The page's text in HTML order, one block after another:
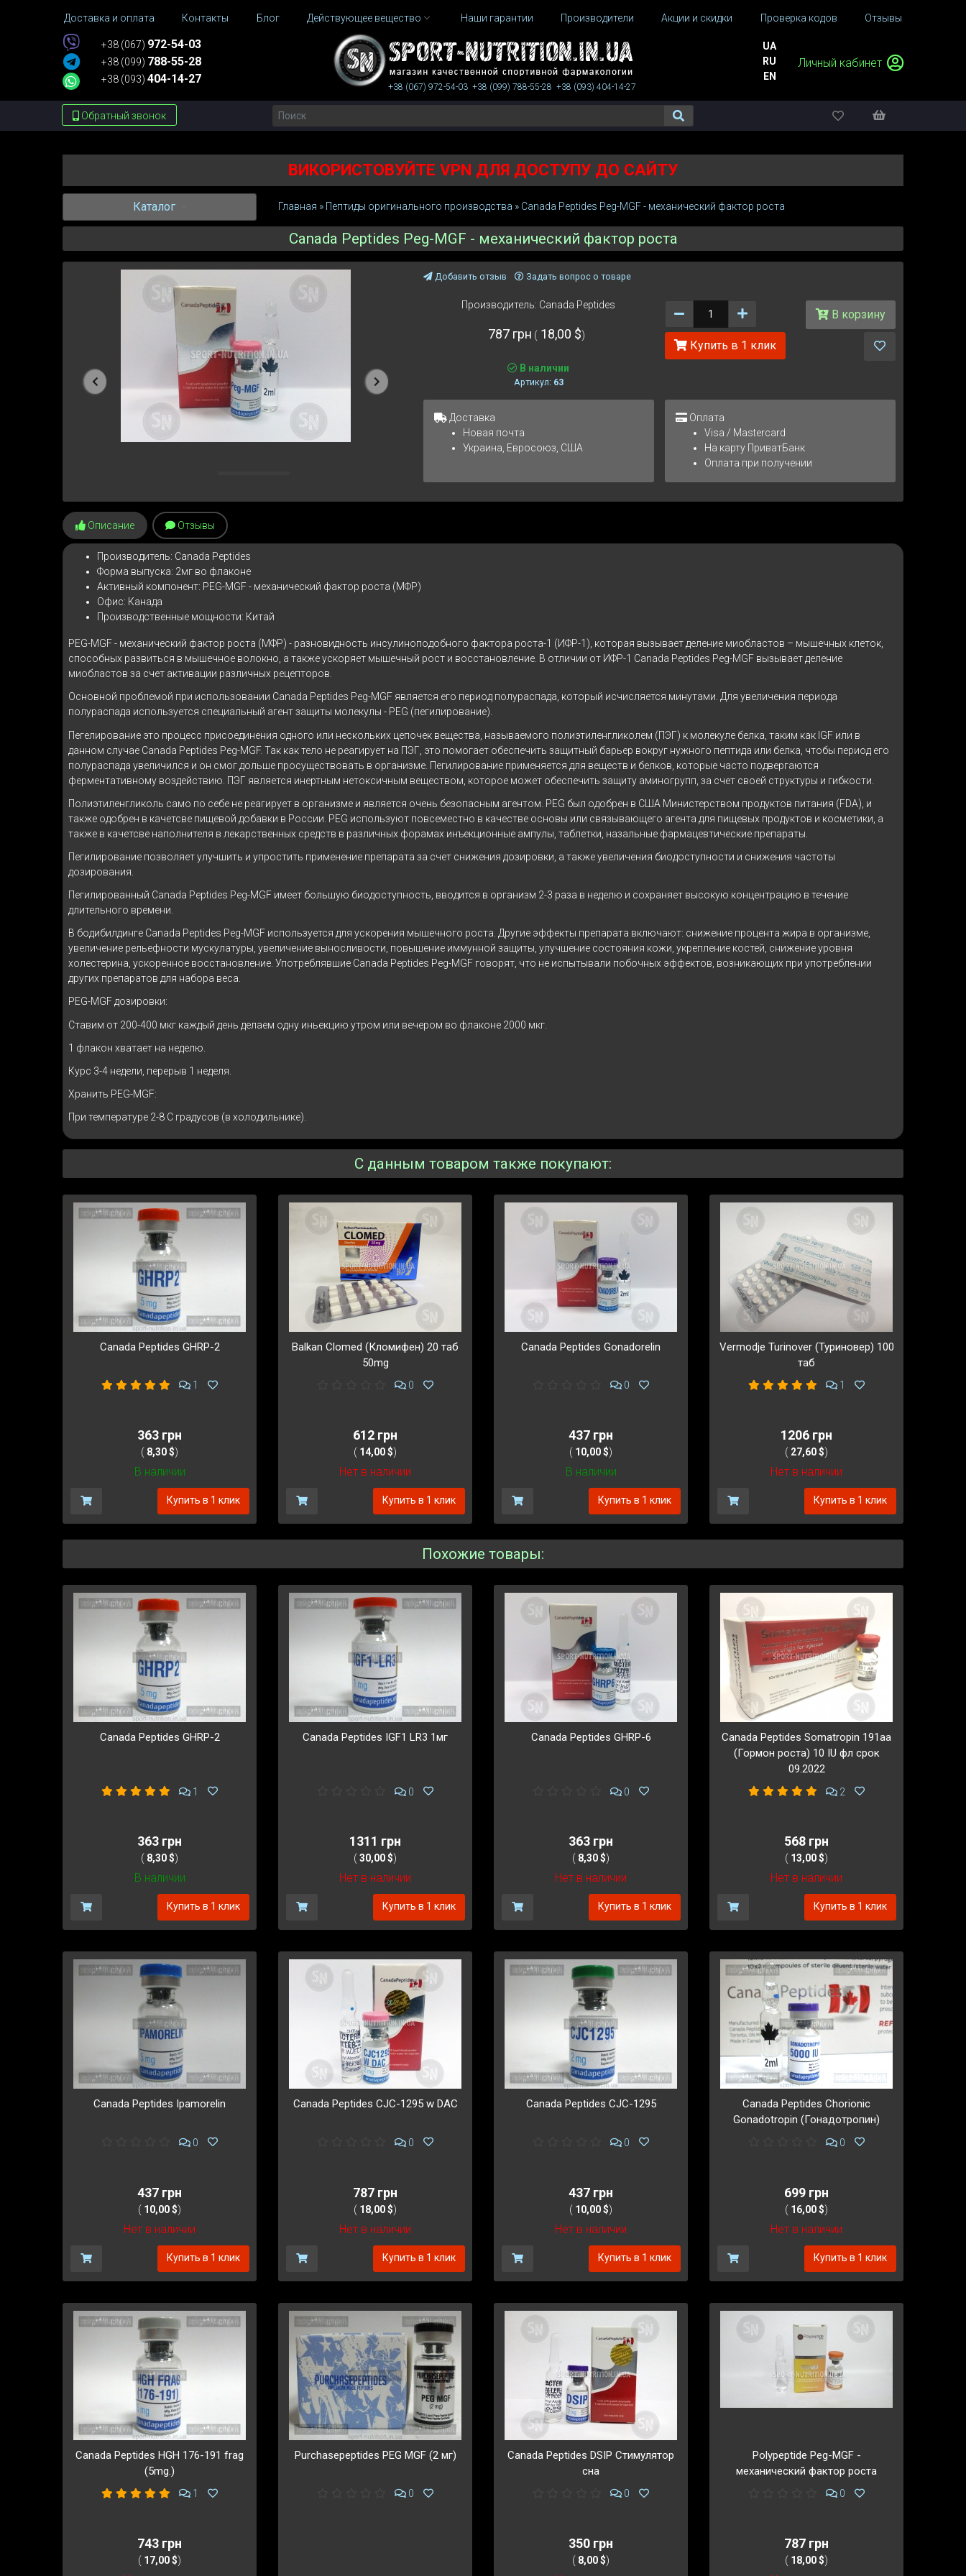
Доставка и оплата Контакты Блог Действующее вещество Наши гарантии Производители Акции и скидки Проверка кодов Отзывы
+38 (067) 972-54-03
+38 (099) 788-55-28
+38 (093) 404-14-27
+38 (067) 972-54-03 +38 (099) 788-55-28 +38 (093) 404-14-27
UA
RU
EN
Личный кабинет
Обратный звонок
ВИКОРИСТОВУЙТЕ VPN ДЛЯ ДОСТУПУ ДО САЙТУ
Каталог Главная » Пептиды оригинального производства » Canada Peptides Peg-MGF - механический фактор роста
Canada Peptides Peg-MGF - механический фактор роста
Предыдущая Следующая
Добавить отзыв Задать вопрос о товаре
Производитель: Canada Peptides
787 грн ( 18,00 $)
В наличии
Артикул: 63
Количество
В корзину
Купить в 1 клик
Доставка
Новая почта
Украина, Евросоюз, США
Оплата
Visa / Mastercard
На карту ПриватБанк
Оплата при получении
Описание Отзывы
Производитель: Canada Peptides
Форма выпуска: 2мг во флаконе
Активный компонент: PEG-MGF - механический фактор роста (МФР)
Офис: Канада
Производственные мощности: Китай
PEG-MGF - механический фактор роста (МФР) - разновидность инсулиноподобного фактора роста-1 (ИФР-1), которая вызывает деление миобластов – мышечных клеток,
способных развиться в мышечное волокно, а также ускоряет мышечный рост и восстановление. В отличии от ИФР-1 Canada Peptides Peg-MGF вызывает деление
миобластов за счет активации различных рецепторов.
Основной проблемой при использовании Canada Peptides Peg-MGF является его период полураспада, который исчисляется минутами. Для увеличения периода
полураспада используется специальный агент защиты молекулы - PEG (пегилирование).
Пегелирование это процесс присоединения одного или нескольких цепочек вещества, называемого полиэтиленгликолем (ПЭГ) к молекуле белка, таким как IGF или в
данном случае Canada Peptides Peg-MGF. Так как тело не реагирует на ПЭГ, это помогает обеспечить защитный барьер вокруг нужного пептида или белка, чтобы период его
полураспада увеличился и он смог дольше просуществовать в организме. Пегилирование применяется для веществ и белков, которые часто подвергаются
ферментативному воздействию. ПЭГ является инертным нетоксичным веществом, которое может обеспечить защиту аминогрупп, за счет своей структуры и гибкости.
Полиэтиленгликоль само по себе не реагирует в организме и является очень безопасным агентом. PEG был одобрен в США Министерством продуктов питания (FDA), и
также одобрен в качетсве пищевой добавки в России. PEG используют повсеместно в качестве основы или связывающего агента для пищевых продуктов и косметики, а
также в качетсве наполнителя в лекарственных средств в различных форамах инъекционные ампулы, таблетки, назальные фармацевтические препараты.
Пегилирование позволяет улучшить и упростить применение препарата за счет снижения дозировки, а также увеличения биодоступности и снижения частоты
дозирования.
Пегилированный Canada Peptides Peg-MGF имеет большую биодоступность, вводится в организм 2-3 раза в неделю и сохраняет высокую концентрацию в течение
длительного времени.
В бодибилдинге Canada Peptides Peg-MGF используется для ускорения мышечного роста. Другие эффекты препарата включают: снижение процента жира в организме,
увеличение рельефности мускулатуры, увеличение выносливости, повышение иммунной защиты, улучшение состояния кожи, укрепление костей, снижение уровня
холестерина, ускоренное восстановление. Употреблявшие Canada Peptides Peg-MGF говорят, что не испытывали побочных эффектов, возникающих при употреблении
других препаратов для набора веса.
PEG-MGF дозировки:
Ставим от 200-400 мкг каждый день делаем одну иньекцию утром или вечером во флаконе 2000 мкг.
1 флакон хватает на неделю.
Курс 3-4 недели, перерыв 1 неделя.
Хранить PEG-MGF:
При температуре 2-8 C градусов (в холодильнике).
С данным товаром также покупают:
Canada Peptides GHRP-2
1
363 грн
( 8,30 $)
В наличии
Купить в 1 клик
Balkan Clomed (Кломифен) 20 таб
50mg
0
612 грн
( 14,00 $)
Нет в наличии
Купить в 1 клик
Canada Peptides Gonadorelin
0
437 грн
( 10,00 $)
В наличии
Купить в 1 клик
Vermodje Turinover (Туриновер) 100
таб
1
1206 грн
( 27,60 $)
Нет в наличии
Купить в 1 клик
Похожие товары:
Canada Peptides GHRP-2
1
363 грн
( 8,30 $)
В наличии
Купить в 1 клик
Canada Peptides IGF1 LR3 1мг
0
1311 грн
( 30,00 $)
Нет в наличии
Купить в 1 клик
Canada Peptides GHRP-6
0
363 грн
( 8,30 $)
Нет в наличии
Купить в 1 клик
Canada Peptides Somatropin 191aa
(Гормон роста) 10 IU фл срок
09.2022
2
568 грн
( 13,00 $)
Нет в наличии
Купить в 1 клик
Canada Peptides Ipamorelin
0
437 грн
( 10,00 $)
Нет в наличии
Купить в 1 клик
Canada Peptides CJC-1295 w DAC
0
787 грн
( 18,00 $)
Нет в наличии
Купить в 1 клик
Canada Peptides CJC-1295
0
437 грн
( 10,00 $)
Нет в наличии
Купить в 1 клик
Canada Peptides Chorionic
Gonadotropin (Гонадотропин)
0
699 грн
( 16,00 $)
Нет в наличии
Купить в 1 клик
Canada Peptides HGH 176-191 frag
(5mg.)
1
743 грн
( 17,00 $)
Purchasepeptides PEG MGF (2 мг)
0
Canada Peptides DSIP Стимулятор
сна
0
350 грн
( 8,00 $)
Polypeptide Peg-MGF -
механический фактор роста
0
787 грн
( 18,00 $)